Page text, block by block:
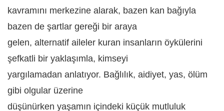
kavramını merkezine alarak, bazen kan bağıyla
bazen de şartlar gereği bir araya
gelen, alternatif aileler kuran insanların öykülerini
şefkatli bir yaklaşımla, kimseyi
yargılamadan anlatıyor. Bağlılık, aidiyet, yas, ölüm
gibi olgular üzerine
düşünürken yaşamın içindeki küçük mutluluk